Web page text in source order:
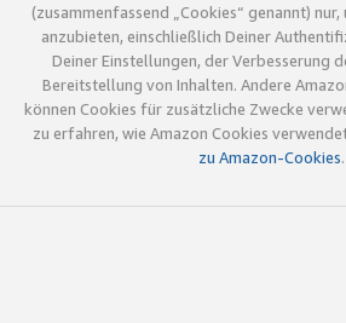
(zusammenfassend „Cookies“ genannt)
anzubieten, einschließlich Deiner
Deiner Einstellungen, der Verbesserung
Bereitstellung von Inhalten. Andere
können Cookies für zusätzliche Zwecke
zu erfahren, wie Amazon Cookies
zu Amazon-Cookies.